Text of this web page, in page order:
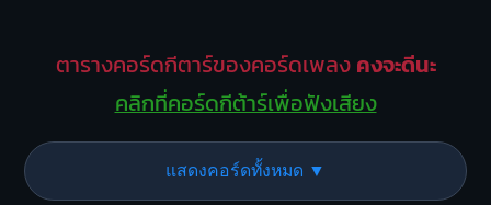
ตารางคอร์ดกีตาร์ของคอร์ดเพลง คงจะดีนะ
คลิกที่คอร์ดกีต้าร์เพื่อฟังเสียง
แสดงคอร์ดทั้งหมด ▼